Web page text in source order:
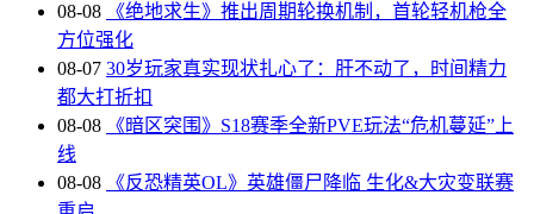
08-08
《绝地求生》推出周期轮换机制，首轮轻机枪全
方位强化
08-07 30岁玩家真实现状扎心了：肝不动了，时间精力
都大打折扣
08-08
《暗区突围》S18赛季全新PVE玩法“危机蔓延”上
线
08-08
《反恐精英OL》英雄僵尸降临 生化&大灾变联赛